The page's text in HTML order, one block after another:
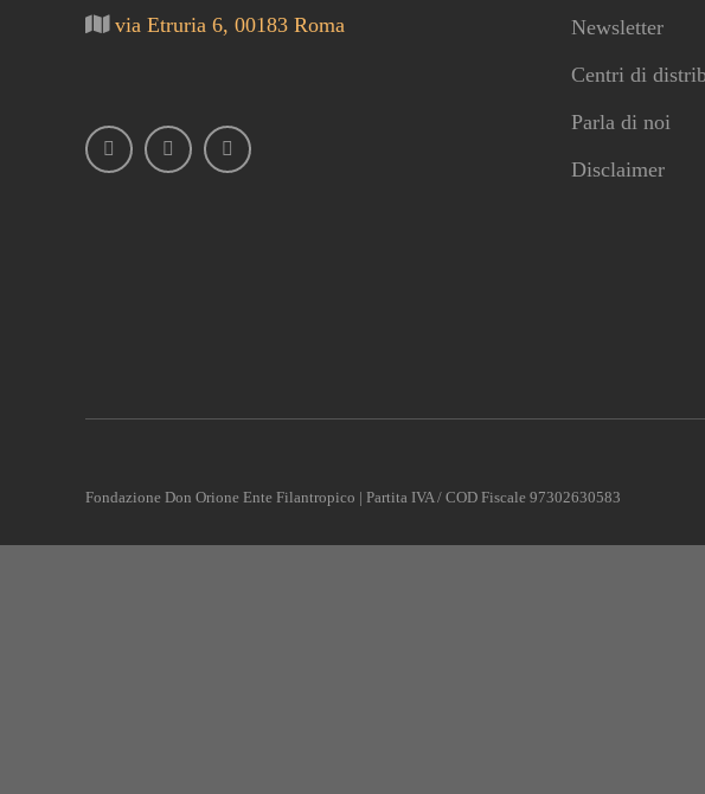
via Etruria 6, 00183 Roma
Newsletter
Centri di
Parla di noi
Disclaimer
Fondazione Don Orione Ente Filantropico | Partita IVA / COD Fiscale 97302630583